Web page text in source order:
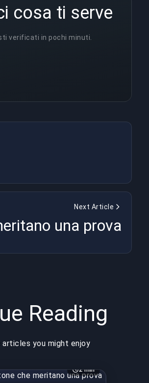
cosa ti serve
verificati in pochi minuti.
Next Article
una prova
Reading
articles you might enjoy
2 min